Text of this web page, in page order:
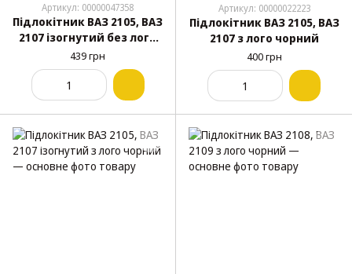
Артикул: 00000047358
Підлокітник ВАЗ 2105, ВАЗ
2107 ізогнутий без лого
чорний
439 грн
Артикул: 00000022223
Підлокітник ВАЗ 2105, ВАЗ
2107 з лого чорний
400 грн